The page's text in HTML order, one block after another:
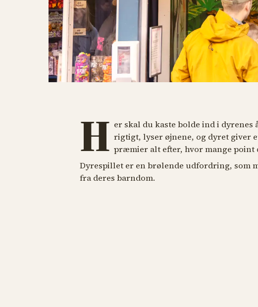
H er skal du kaste bolde ind i dyrenes
rigtigt, lyser øjnene, og dyret giver
præmier alt efter, hvor mange point
Dyrespillet er en brølende udfordring, som
fra deres barndom.